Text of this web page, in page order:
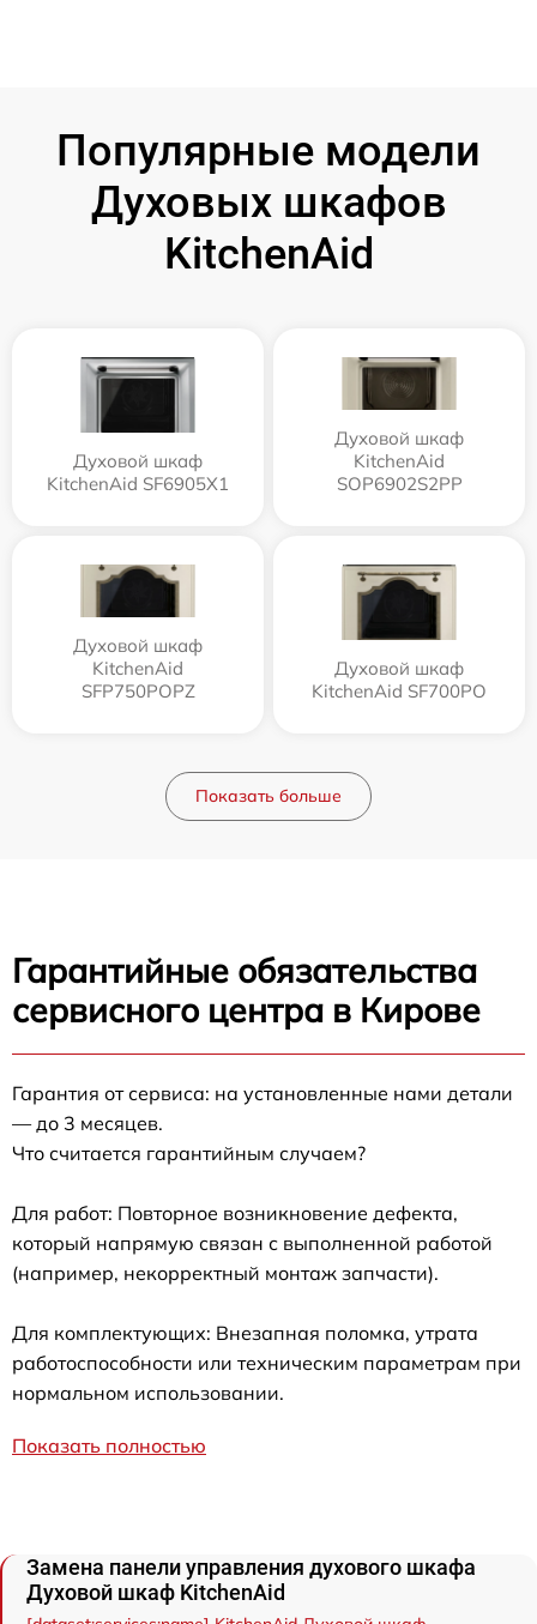
Популярные модели
Духовых шкафов
KitchenAid
Духовой шкаф
KitchenAid SF6905X1
Духовой шкаф
KitchenAid
SOP6902S2PP
Духовой шкаф
KitchenAid
SFP750POPZ
Духовой шкаф
KitchenAid SF700PO
Показать больше
Гарантийные обязательства
сервисного центра в Кирове
Гарантия от сервиса: на установленные нами детали
— до 3 месяцев.
Что считается гарантийным случаем?
Для работ: Повторное возникновение дефекта,
который напрямую связан с выполненной работой
(например, некорректный монтаж запчасти).
Для комплектующих: Внезапная поломка, утрата
работоспособности или техническим параметрам при
нормальном использовании.
Показать полностью
Замена панели управления духового шкафа
Духовой шкаф KitchenAid